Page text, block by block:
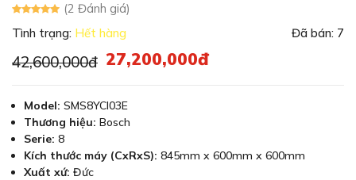
(2 Đánh giá)
Tình trạng: Hết hàng Đã bán: 7
42,600,000đ 27,200,000đ
Model: SMS8YCI03E
Thương hiệu: Bosch
Serie: 8
Kích thước máy (CxRxS): 845mm x 600mm x 600mm
Xuất xứ: Đức